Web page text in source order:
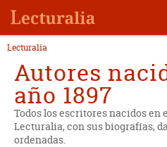
Lecturalia
Autores
año 1897
Todos los escritores nacidos en
Lecturalia, con sus biografías,
ordenadas.